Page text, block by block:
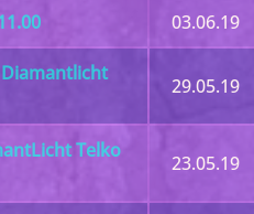
03.06.19
29.05.19
Telko
23.05.19